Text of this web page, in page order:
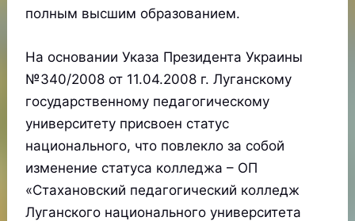
полным высшим образованием.
На основании Указа Президента Украины
№340/2008 от 11.04.2008 г. Луганскому
государственному педагогическому
университету присвоен статус
национального, что повлекло за собой
изменение статуса колледжа – ОП
«Стахановский педагогический колледж
Луганского национального университета